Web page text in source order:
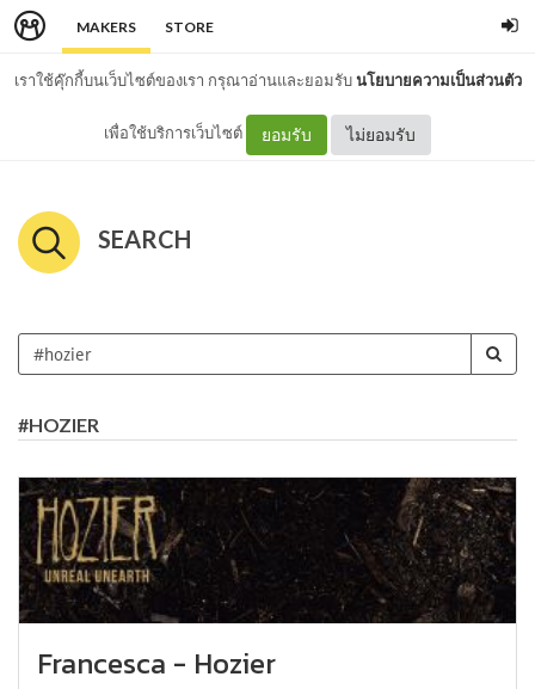
MAKERS STORE
เราใช้คุ๊กกี้บนเว็บไซต์ของเรา กรุณาอ่านและยอมรับนโยบายความเป็นส่วนตัว
เพื่อใช้บริการเว็บไซต์ ยอมรับ ไม่ยอมรับ
SEARCH
#HOZIER
Francesca - Hozier